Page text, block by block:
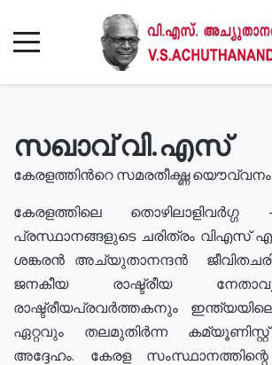
സഖാവ് വി.എസ്
കേരളത്തിൻറെ സമരതീക്ഷ്ണ യൌവ്വനം
കേരളത്തിലെ
പ്രസ്ഥാനങ്ങളുടെ ചരിത്രം വിഎസ്
ശങ്കരൻ അച്യുതാനന്ദൻ
ജനകീയ രാഷ്ട്രീയ
രാഷ്ട്രീയപ്രവർത്തകനും ഇന്ത്യയിലെ
ഏറ്റവും തലമുതിർന്ന
അദ്ദേഹം. കേരള